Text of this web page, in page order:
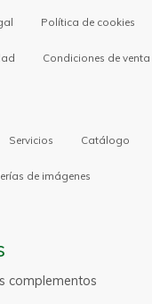
Política de cookies
Condiciones de
Servicios Catálogo
de imágenes
complementos